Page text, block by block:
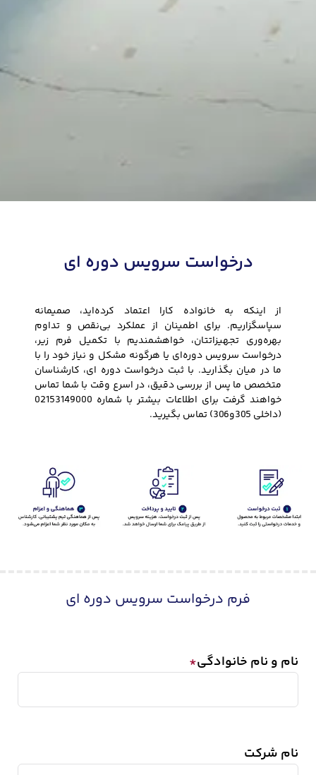
درخواست سرویس دوره ای
از اینکه به خانواده کارا اعتماد کرده‌اید، صمیمانه
سپاسگزاریم. برای اطمینان از عملکرد بی‌نقص و تداوم
بهره‌وری تجهیزاتتان، خواهشمندیم با تکمیل فرم زیر،
درخواست سرویس دوره‌ای یا هرگونه مشکل و نیاز خود را با
ما در میان بگذارید. با ثبت درخواست دوره ای، کارشناسان
متخصص ما پس از بررسی دقیق، در اسرع وقت با شما تماس
خواهند گرفت برای اطلاعات بیشتر با شماره 02153149000
(داخلی 305و306) تماس بگیرید.
فرم درخواست سرویس دوره ای
نام و نام خانوادگی*
نام شرکت